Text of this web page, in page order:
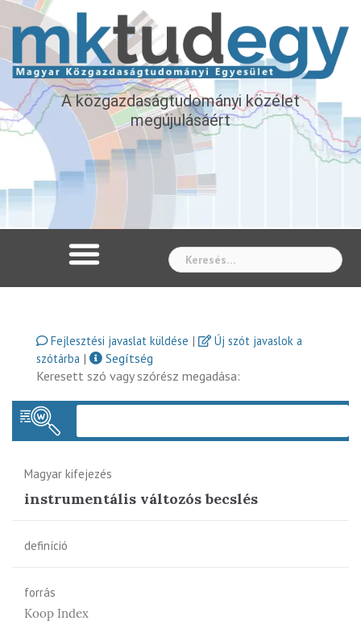
A közgazdaságtudományi közélet
megújulásáért
Fejlesztési javaslat küldése |
Új szót javaslok a
szótárba |
Segítség
Keresett szó vagy szórész megadása:
Magyar kifejezés
instrumentális változós becslés
definíció
forrás
Koop Index